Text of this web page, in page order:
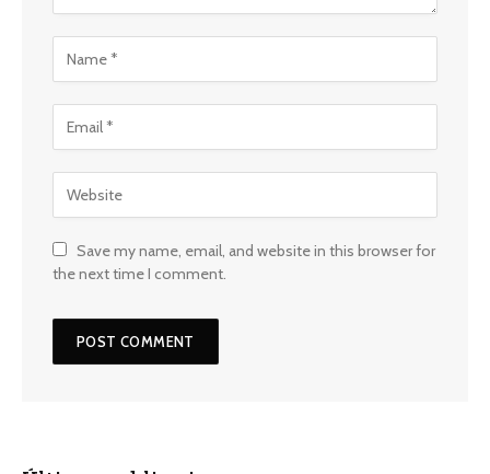
Save my name, email, and website in this browser for
the next time I comment.